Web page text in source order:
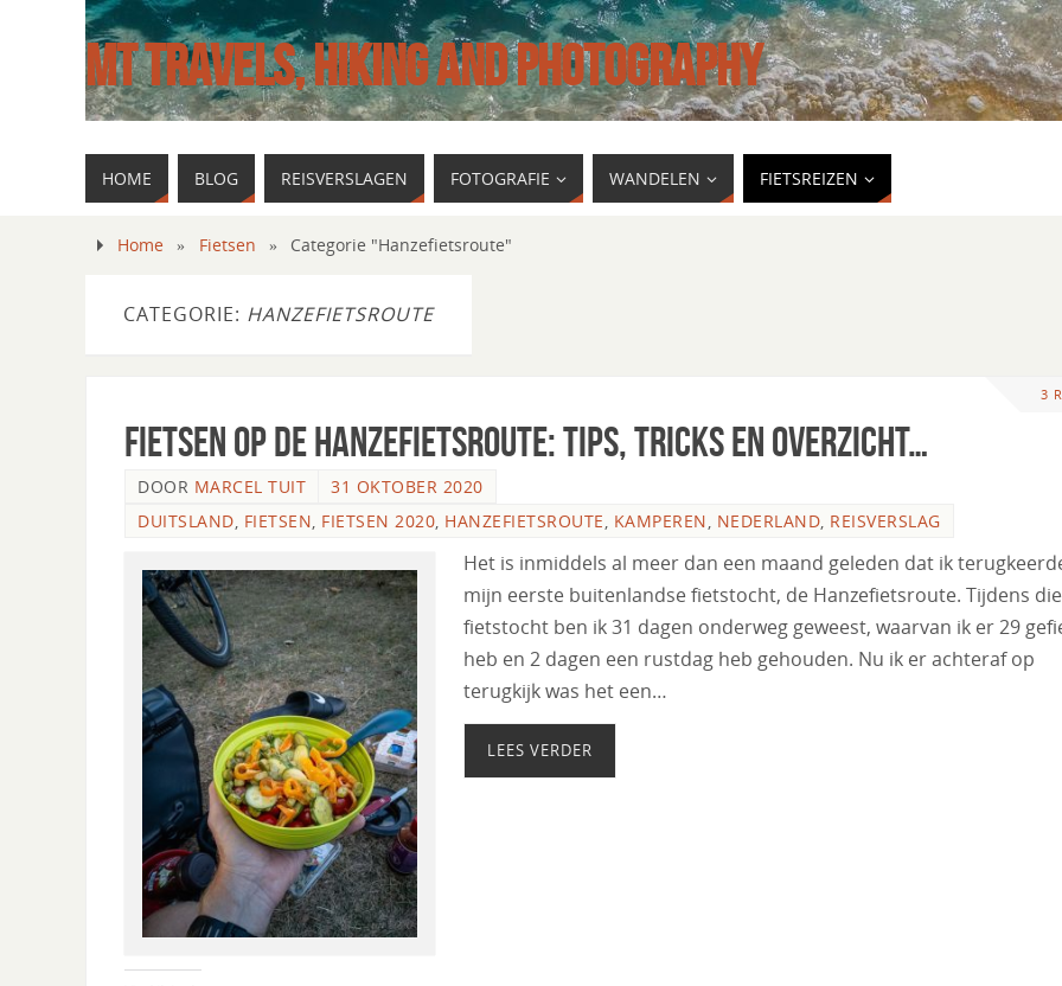
MT TRAVELS, HIKING AND PHOTOGRAPHY
HOME BLOG REISVERSLAGEN FOTOGRAFIE WANDELEN FIETSREIZEN
Home » Fietsen » Categorie "Hanzefietsroute"
CATEGORIE: HANZEFIETSROUTE
3
Fietsen op de Hanzefietsroute: tips, tricks en overzicht…
DOOR MARCEL TUIT
31 OKTOBER 2020
DUITSLAND, FIETSEN, FIETSEN 2020, HANZEFIETSROUTE, KAMPEREN, NEDERLAND, REISVERSLAG
Het is inmiddels al meer dan een maand geleden dat ik
mijn eerste buitenlandse fietstocht, de Hanzefietsroute. Tijdens die
fietstocht ben ik 31 dagen onderweg geweest, waarvan ik er 29
heb en 2 dagen een rustdag heb gehouden. Nu ik er achteraf op
terugkijk was het een…
LEES VERDER